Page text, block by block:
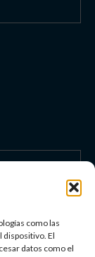
como las
dispositivo. El
datos como el